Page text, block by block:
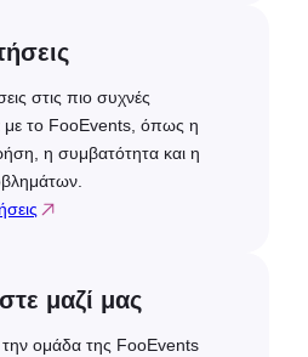
στις πιο συχνές
με το FooEvents, όπως η
η συμβατότητα και η
μαζί μας
την ομάδα της FooEvents